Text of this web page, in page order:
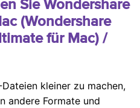
Sie Wondershare
(Wondershare
für Mac) /
kleiner zu machen,
andere Formate und